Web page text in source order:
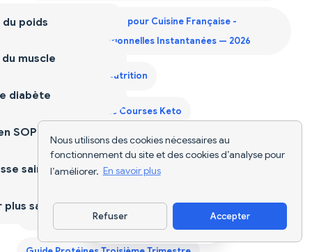
Nous utilisons des cookies nécessaires au
fonctionnement du site et des cookies d’analyse pour
l’améliorer. En savoir plus
Refuser Accepter
Compteur de Calories pour Cuisine Française -
Informations Nutritionnelles Instantanées — 2026
Diet Supplements Nutrition
Générateur Liste de Courses Keto
Générateur Liste de Courses Mensuelle
Guide Protéines Premier Trimestre
Télécharger l'appli
poids
muscle
diabète
SOPK
saine
sain